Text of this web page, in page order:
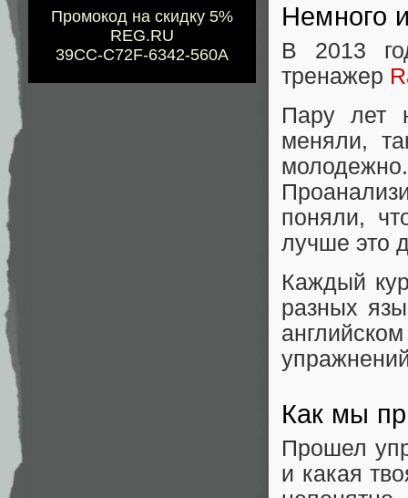
Промокод на скидку 5%
REG.RU
39CC-C72F-6342-560A
Немного
В 2013
тренажер
Пару лет
меняли,
поняли,
лучше это
Каждый
разных
Как мы
Прошел
и какая